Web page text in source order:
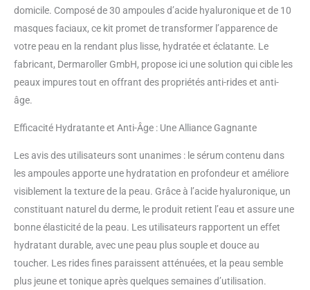
régénération naturelle de la
peau, ce qui atténue les rides de
sécheresse et améliore l'élasticité
de la peau Soin professionnel de
la peau : le kit offre une solution
complète de traitement à
l'humidité de la peau et renforcer
polyvalente : convient à tous les
types de peau, le kit Hydration
Booster s'intègre facilement
dans la routine de soins
quotidiens et assure une peau
visiblement plus lisse et plus
repulpée Ingrédients de qualité
supérieure : les composants
soigneusement sélectionnés du
kit travaillent ensemble de
domicile. Composé de 30 ampoules d’acide hyaluronique et de 10
masques faciaux, ce kit promet de transformer l’apparence de
votre peau en la rendant plus lisse, hydratée et éclatante. Le
fabricant, Dermaroller GmbH, propose ici une solution qui cible les
peaux impures tout en offrant des propriétés anti-rides et anti-
âge.
Efficacité Hydratante et Anti-Âge : Une Alliance Gagnante
Les avis des utilisateurs sont unanimes : le sérum contenu dans
les ampoules apporte une hydratation en profondeur et améliore
visiblement la texture de la peau. Grâce à l’acide hyaluronique, un
constituant naturel du derme, le produit retient l’eau et assure une
bonne élasticité de la peau. Les utilisateurs rapportent un effet
hydratant durable, avec une peau plus souple et douce au
toucher. Les rides fines paraissent atténuées, et la peau semble
plus jeune et tonique après quelques semaines d’utilisation.